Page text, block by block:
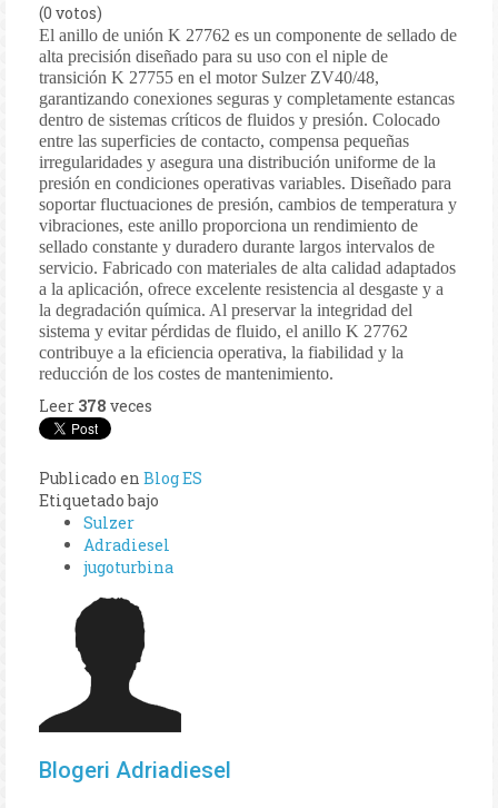
(0 votos)
El anillo de unión K 27762 es un componente de sellado de
alta precisión diseñado para su uso con el niple de
transición K 27755 en el motor Sulzer ZV40/48,
garantizando conexiones seguras y completamente estancas
dentro de sistemas críticos de fluidos y presión. Colocado
entre las superficies de contacto, compensa pequeñas
irregularidades y asegura una distribución uniforme de la
presión en condiciones operativas variables. Diseñado para
soportar fluctuaciones de presión, cambios de temperatura y
vibraciones, este anillo proporciona un rendimiento de
sellado constante y duradero durante largos intervalos de
servicio. Fabricado con materiales de alta calidad adaptados
a la aplicación, ofrece excelente resistencia al desgaste y a
la degradación química. Al preservar la integridad del
sistema y evitar pérdidas de fluido, el anillo K 27762
contribuye a la eficiencia operativa, la fiabilidad y la
reducción de los costes de mantenimiento.
Leer 378 veces
Publicado en Blog ES
Etiquetado bajo
Sulzer
Adradiesel
jugoturbina
Blogeri Adriadiesel